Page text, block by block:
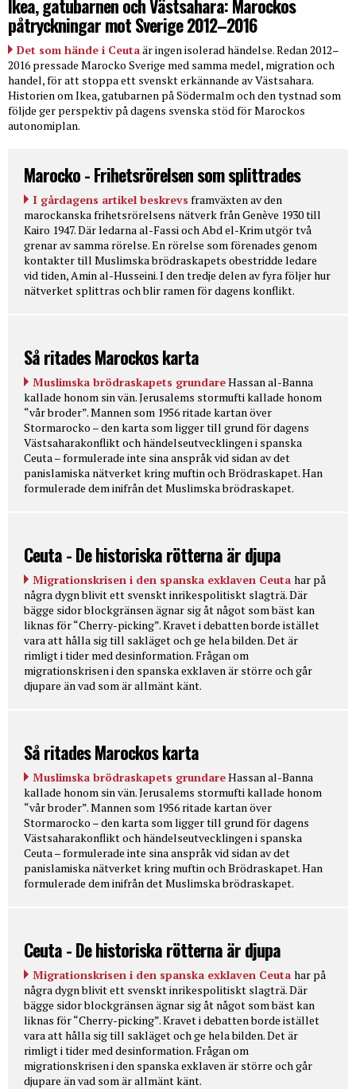
Ikea, gatubarnen och Västsahara: Marockos
påtryckningar mot Sverige 2012–2016
Det som hände i Ceutaär ingen isolerad händelse. Redan 2012–
2016 pressade Marocko Sverige med samma medel, migration och
handel, för att stoppa ett svenskt erkännande av Västsahara.
Historien om Ikea, gatubarnen på Södermalm och den tystnad som
följde ger perspektiv på dagens svenska stöd för Marockos
autonomiplan.
Marocko - Frihetsrörelsen som splittrades
I gårdagens artikel beskrevs framväxten av den
marockanska frihetsrörelsens nätverk från Genève 1930 till
Kairo 1947. Där ledarna al-Fassi och Abd el-Krim utgör två
grenar av samma rörelse. En rörelse som förenades genom
kontakter till Muslimska brödraskapets obestridde ledare
vid tiden, Amin al-Husseini. I den tredje delen av fyra följer hur
nätverket splittras och blir ramen för dagens konflikt.
Så ritades Marockos karta
Muslimska brödraskapets grundareHassan al-Banna
kallade honom sin vän. Jerusalems stormufti kallade honom
“vår broder”. Mannen som 1956 ritade kartan över
Stormarocko – den karta som ligger till grund för dagens
Västsaharakonflikt och händelseutvecklingen i spanska
Ceuta – formulerade inte sina anspråk vid sidan av det
panislamiska nätverket kring muftin och Brödraskapet. Han
formulerade dem inifrån det Muslimska brödraskapet.
Ceuta - De historiska rötterna är djupa
Migrationskrisen i den spanska exklaven Ceuta har på
några dygn blivit ett svenskt inrikespolitiskt slagträ. Där
bägge sidor blockgränsen ägnar sig åt något som bäst kan
liknas för “Cherry-picking”. Kravet i debatten borde istället
vara att hålla sig till sakläget och ge hela bilden. Det är
rimligt i tider med desinformation. Frågan om
migrationskrisen i den spanska exklaven är större och går
djupare än vad som är allmänt känt.
Så ritades Marockos karta
Muslimska brödraskapets grundareHassan al-Banna
kallade honom sin vän. Jerusalems stormufti kallade honom
“vår broder”. Mannen som 1956 ritade kartan över
Stormarocko – den karta som ligger till grund för dagens
Västsaharakonflikt och händelseutvecklingen i spanska
Ceuta – formulerade inte sina anspråk vid sidan av det
panislamiska nätverket kring muftin och Brödraskapet. Han
formulerade dem inifrån det Muslimska brödraskapet.
Ceuta - De historiska rötterna är djupa
Migrationskrisen i den spanska exklaven Ceuta har på
några dygn blivit ett svenskt inrikespolitiskt slagträ. Där
bägge sidor blockgränsen ägnar sig åt något som bäst kan
liknas för “Cherry-picking”. Kravet i debatten borde istället
vara att hålla sig till sakläget och ge hela bilden. Det är
rimligt i tider med desinformation. Frågan om
migrationskrisen i den spanska exklaven är större och går
djupare än vad som är allmänt känt.